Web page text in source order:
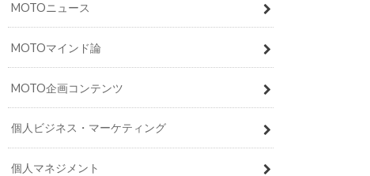
MOTOニュース
MOTOマインド論
MOTO企画コンテンツ
個人ビジネス・マーケティング
個人マネジメント